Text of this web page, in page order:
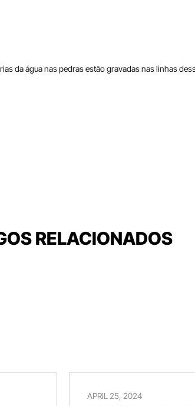
da água nas pedras estão gravadas nas linhas
RELACIONADOS
APRIL 25, 2024